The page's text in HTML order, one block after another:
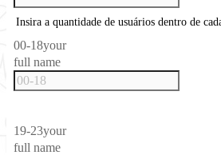
Insira a quantidade de usuários dentro de
00-18your
full name
19-23your
full name